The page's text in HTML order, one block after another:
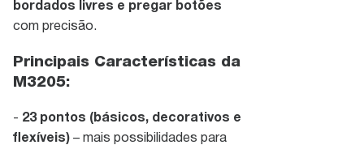
bordados livres e pregar botões
com precisão.
Principais Características da
M3205:
- 23 pontos (básicos, decorativos e
flexíveis) – mais possibilidades para